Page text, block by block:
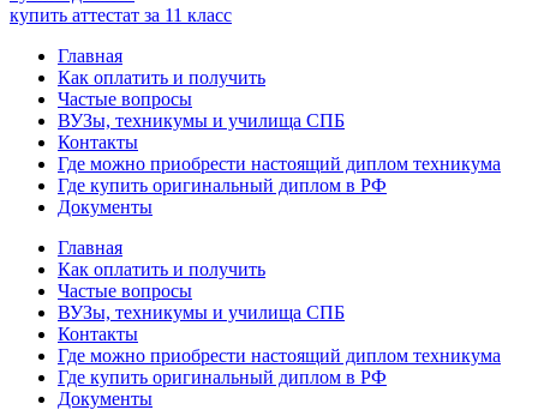
купить аттестат за 11 класс
Главная
Как оплатить и получить
Частые вопросы
ВУЗы, техникумы и училища СПБ
Контакты
Где можно приобрести настоящий диплом техникума
Где купить оригинальный диплом в РФ
Документы
Главная
Как оплатить и получить
Частые вопросы
ВУЗы, техникумы и училища СПБ
Контакты
Где можно приобрести настоящий диплом техникума
Где купить оригинальный диплом в РФ
Документы